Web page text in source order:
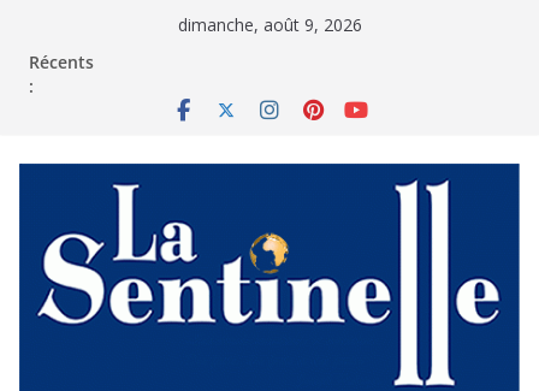
dimanche, août 9, 2026
Récents
: